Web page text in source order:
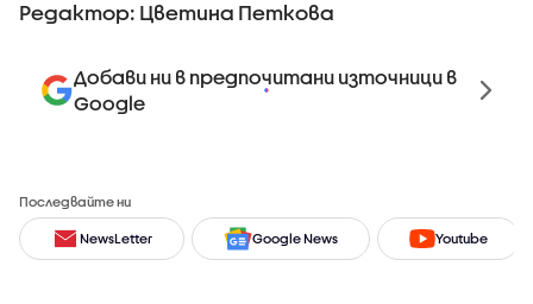
Редактор: Цветина Петкова
Добави ни в предпочитани източници в
Google
Последвайте ни
NewsLetter Google News Youtube